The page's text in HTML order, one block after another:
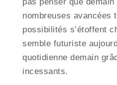
pas penser que
nombreuses avancées
possibilités s’étoffent
semble futuriste
quotidienne demain
incessants.